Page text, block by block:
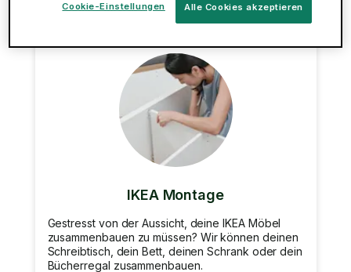
IKEA Montage
Gestresst von der Aussicht, deine IKEA Möbel
zusammenbauen zu müssen? Wir können deinen
Schreibtisch, dein Bett, deinen Schrank oder dein
Bücherregal zusammenbauen.
Alle Cookies akzeptieren
Cookie-Einstellungen